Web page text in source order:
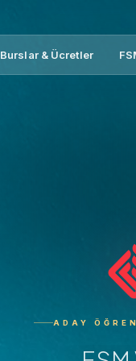
Burslar & Ücretler
ADAY